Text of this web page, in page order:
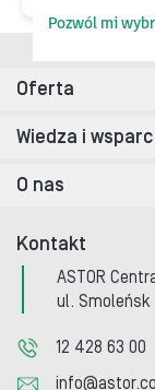
Oferta
Wiedza i
O nas
Kontakt
ASTOR
ul. Smoleńsk
12 428 63 00
Pozwól mi